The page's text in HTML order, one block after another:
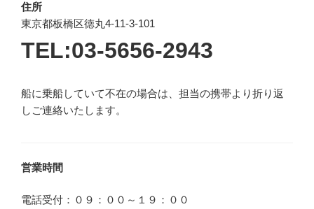
住所
東京都板橋区徳丸4-11-3-101
TEL:03-5656-2943
船に乗船していて不在の場合は、担当の携帯より折り返
しご連絡いたします。
営業時間
電話受付：０９：００～１９：００